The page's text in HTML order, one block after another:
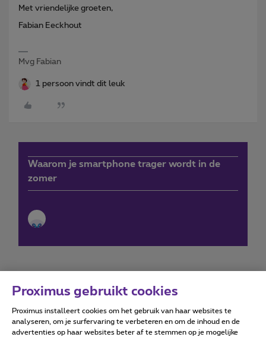
Met vriendelijke groeten,
Fabian Eeckhout
Mvg Fabian
1 persoon vindt dit leuk
Waarom je smartphone trager wordt in de
zomer
Forumvoorwaarden Accessibility statement
Proximus gebruikt cookies
Proximus installeert cookies om het gebruik van haar websites te
analyseren, om je surfervaring te verbeteren en om de inhoud en de
advertenties op haar websites beter af te stemmen op je mogelijke